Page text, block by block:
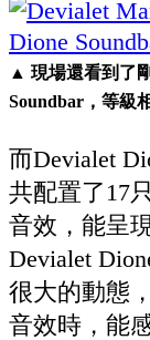
▲ 現場還看到了
Soundbar，等級
而Devialet
共配置了17
音效，能呈
Devialet
很大的動態
音效時，能